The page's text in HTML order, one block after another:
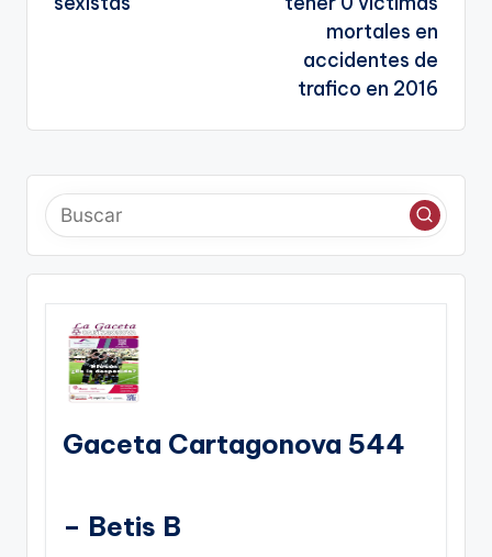
mortales en
accidentes de
trafico en 2016
Gaceta Cartagonova 544
– Betis B